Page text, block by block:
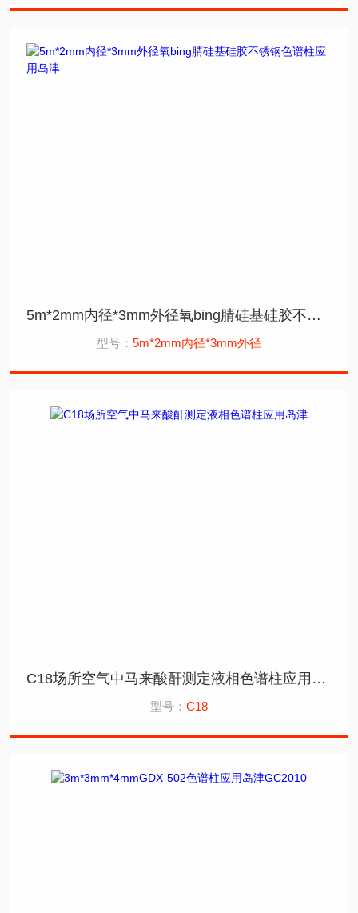
5m*2mm内径*3mm外径氧bing腈硅基硅胶不锈钢色谱柱应用岛津
型号： 5m*2mm内径*3mm外径
C18场所空气中马来酸酐测定液相色谱柱应用岛津
型号： C18